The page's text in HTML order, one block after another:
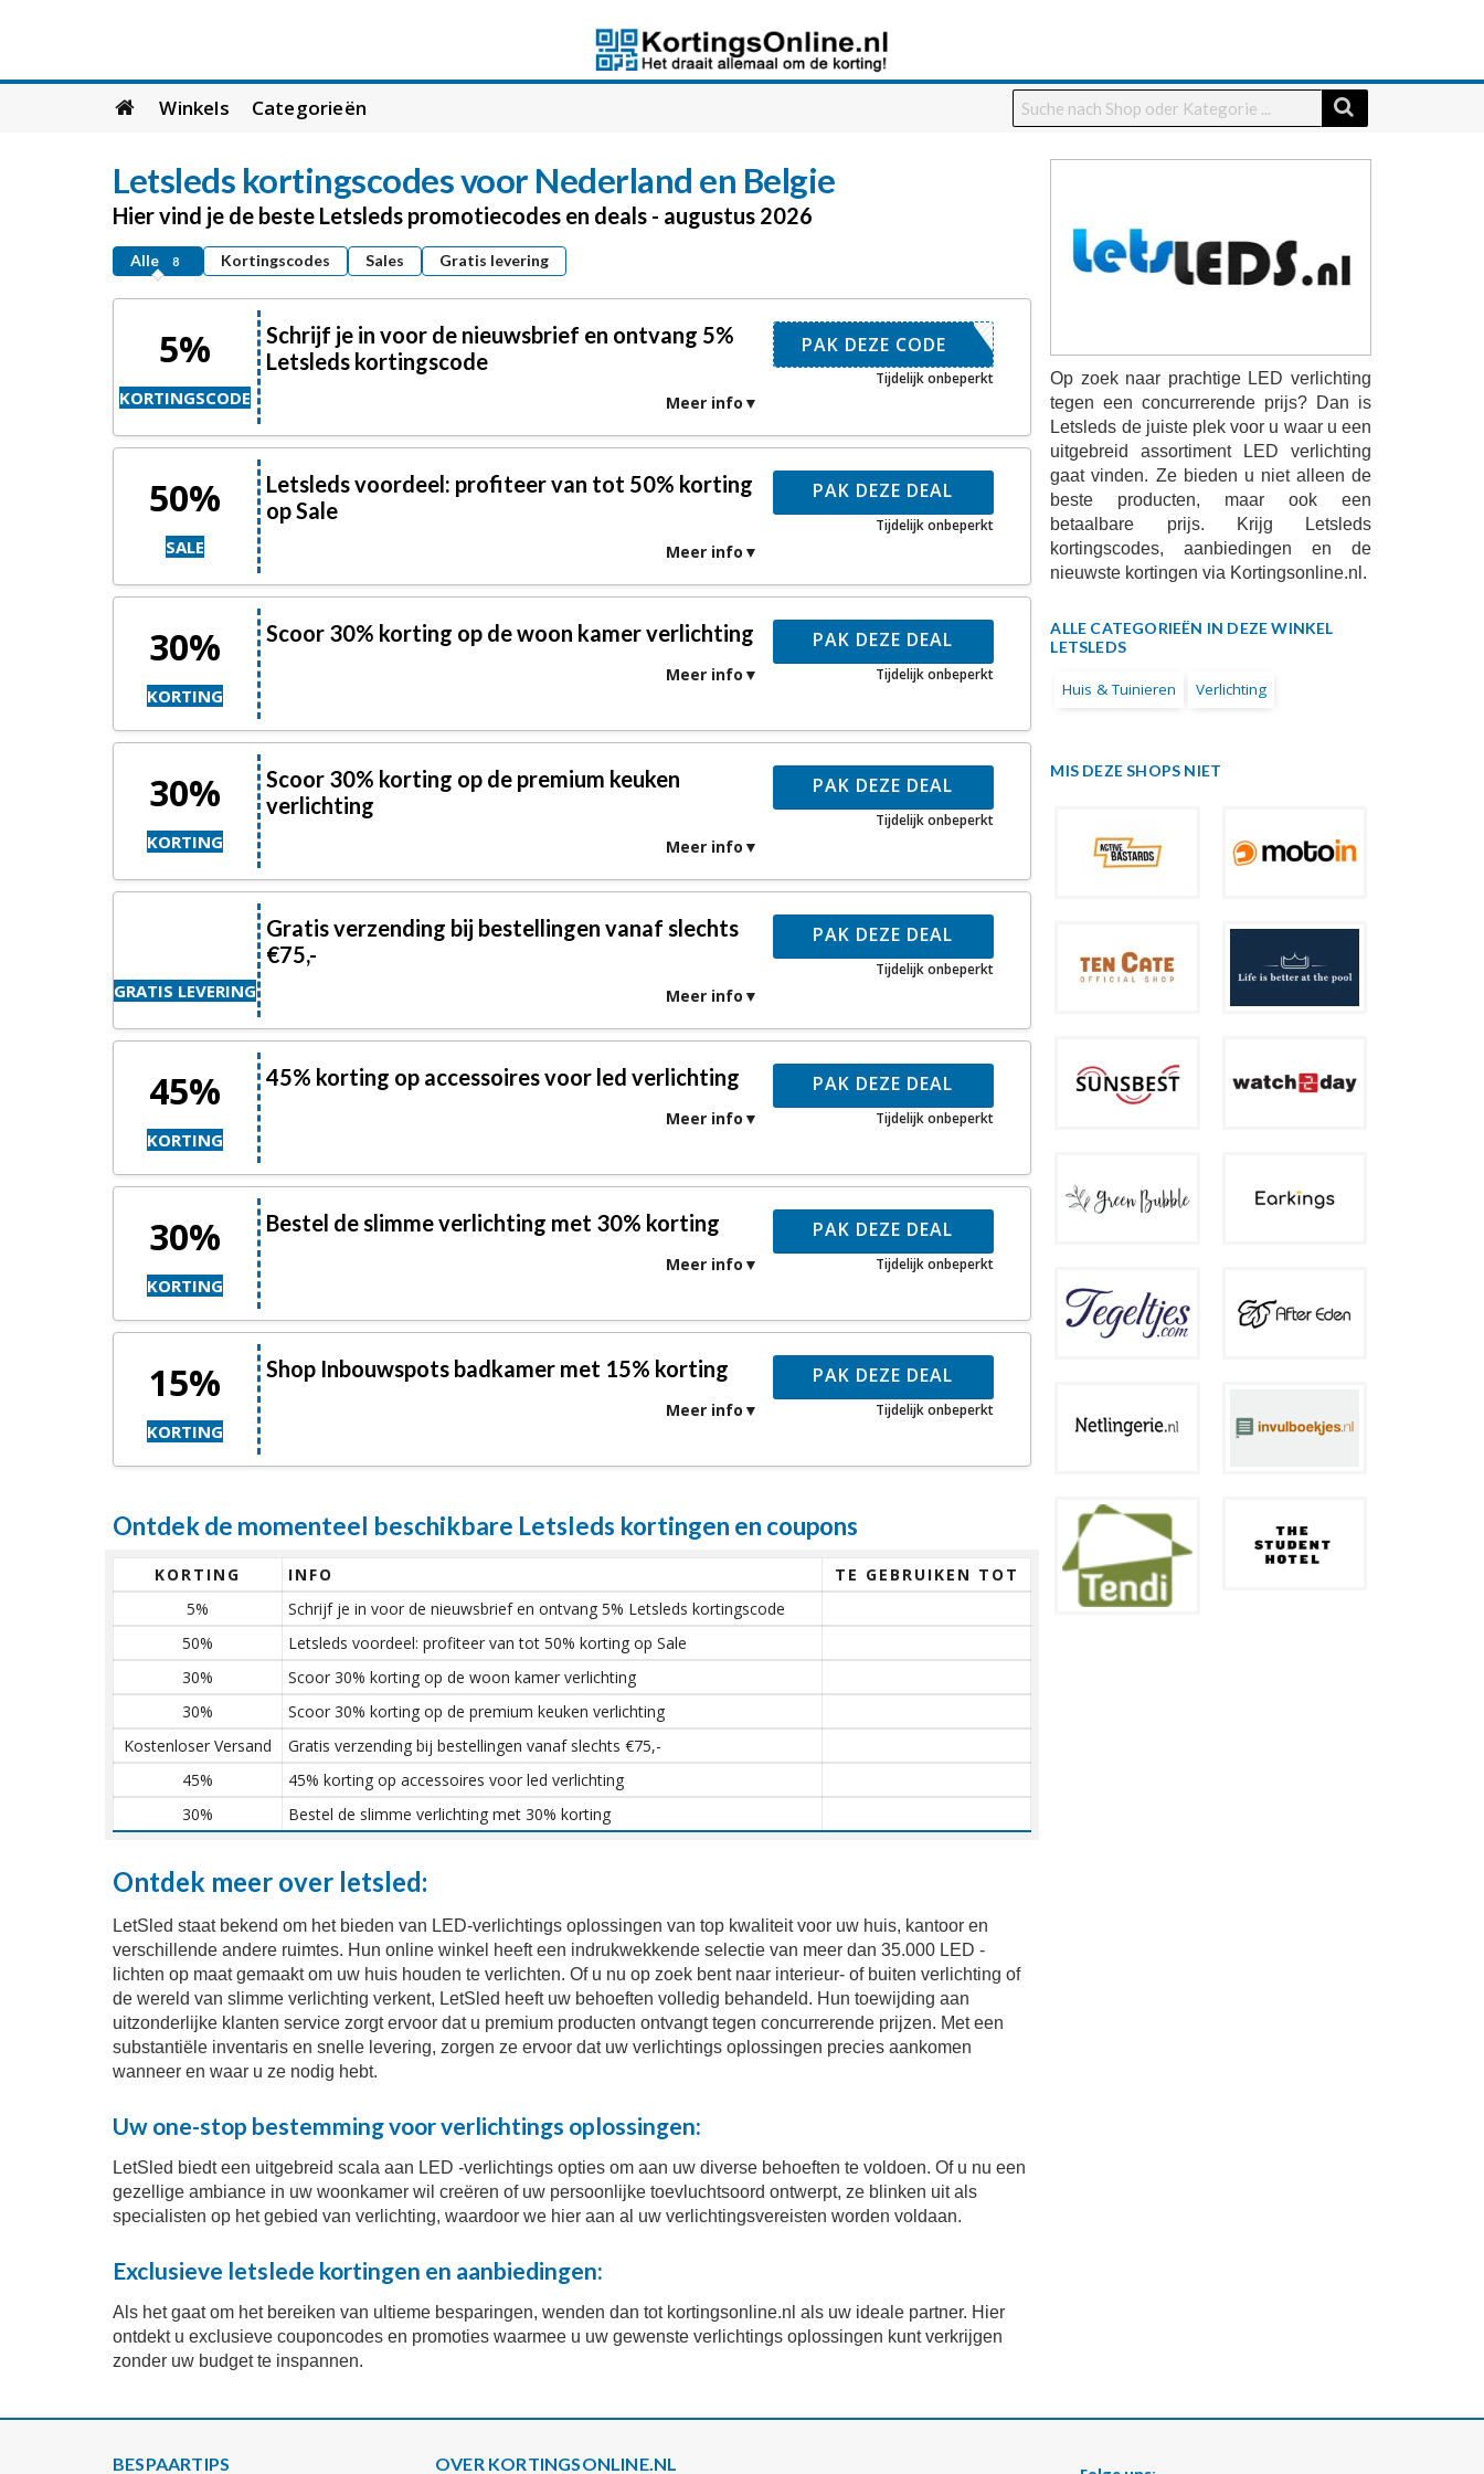
Skip
to
Winkels Categorieën
Op zoek naar prachtige LED verlichting
tegen een concurrerende prijs? Dan is
Letsleds de juiste plek voor u waar u een
uitgebreid assortiment LED verlichting
gaat vinden. Ze bieden u niet alleen de
beste producten, maar ook een
betaalbare prijs. Krijg Letsleds
kortingscodes, aanbiedingen en de
nieuwste kortingen via Kortingsonline.nl.
ALLE CATEGORIEËN IN DEZE WINKEL
LETSLEDS
Huis & Tuinieren Verlichting
MIS DEZE SHOPS NIET
Letsleds kortingscodes voor Nederland en Belgie
Hier vind je de beste Letsleds promotiecodes en deals - augustus 2026
Alle 8 Kortingscodes Sales Gratis levering
5%
KORTINGSCODE
Schrijf je in voor de nieuwsbrief en ontvang 5%
Letsleds kortingscode
Meer info
UWSBRIEF
PAK DEZE CODE
Tijdelijk onbeperkt
50%
SALE
Letsleds voordeel: profiteer van tot 50% korting
op Sale
Meer info
PAK DEZE DEAL
Tijdelijk onbeperkt
30%
KORTING
Scoor 30% korting op de woon kamer verlichting
Meer info
PAK DEZE DEAL
Tijdelijk onbeperkt
30%
KORTING
Scoor 30% korting op de premium keuken
verlichting
Meer info
PAK DEZE DEAL
Tijdelijk onbeperkt
GRATIS LEVERING
Gratis verzending bij bestellingen vanaf slechts
€75,-
Meer info
PAK DEZE DEAL
Tijdelijk onbeperkt
45%
KORTING
45% korting op accessoires voor led verlichting
Meer info
PAK DEZE DEAL
Tijdelijk onbeperkt
30%
KORTING
Bestel de slimme verlichting met 30% korting
Meer info
PAK DEZE DEAL
Tijdelijk onbeperkt
15%
KORTING
Shop Inbouwspots badkamer met 15% korting
Meer info
PAK DEZE DEAL
Tijdelijk onbeperkt
Ontdek de momenteel beschikbare Letsleds kortingen en coupons
KORTING INFO
TE GEBRUIKEN TOT
5%
Schrijf je in voor de nieuwsbrief en ontvang 5% Letsleds kortingscode
50%
Letsleds voordeel: profiteer van tot 50% korting op Sale
30%
Scoor 30% korting op de woon kamer verlichting
30%
Scoor 30% korting op de premium keuken verlichting
Kostenloser Versand
Gratis verzending bij bestellingen vanaf slechts €75,-
45%
45% korting op accessoires voor led verlichting
30%
Bestel de slimme verlichting met 30% korting
Ontdek meer over letsled:
LetSled staat bekend om het bieden van LED-verlichtings oplossingen van top kwaliteit voor uw huis, kantoor en
verschillende andere ruimtes. Hun online winkel heeft een indrukwekkende selectie van meer dan 35.000 LED -
lichten op maat gemaakt om uw huis houden te verlichten. Of u nu op zoek bent naar interieur- of buiten verlichting of
de wereld van slimme verlichting verkent, LetSled heeft uw behoeften volledig behandeld. Hun toewijding aan
uitzonderlijke klanten service zorgt ervoor dat u premium producten ontvangt tegen concurrerende prijzen. Met een
substantiële inventaris en snelle levering, zorgen ze ervoor dat uw verlichtings oplossingen precies aankomen
wanneer en waar u ze nodig hebt.
Uw one-stop bestemming voor verlichtings oplossingen:
LetSled biedt een uitgebreid scala aan LED -verlichtings opties om aan uw diverse behoeften te voldoen. Of u nu een
gezellige ambiance in uw woonkamer wil creëren of uw persoonlijke toevluchtsoord ontwerpt, ze blinken uit als
specialisten op het gebied van verlichting, waardoor we hier aan al uw verlichtingsvereisten worden voldaan.
Exclusieve letslede kortingen en aanbiedingen:
Als het gaat om het bereiken van ultieme besparingen, wenden dan tot kortingsonline.nl als uw ideale partner. Hier
ontdekt u exclusieve couponcodes en promoties waarmee u uw gewenste verlichtings oplossingen kunt verkrijgen
zonder uw budget te inspannen.
BESPAARTIPS OVER KORTINGSONLINE.NL